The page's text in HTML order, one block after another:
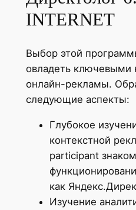
INTERNET
Выбор этой
овладеть ключевыми
онлайн-рекламы.
следующие аспекты:
Глубокое
контекстной
participant
как
Изучение